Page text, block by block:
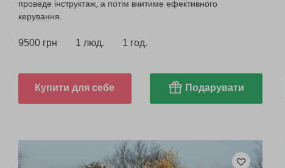
проведе інструктаж, а потім вчитиме ефективного
керування.
9500 грн 1 люд. 1 год.
Купити для себе Подарувати